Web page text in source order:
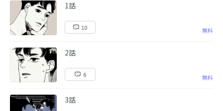
1話
10 無料
2話
6 無料
3話